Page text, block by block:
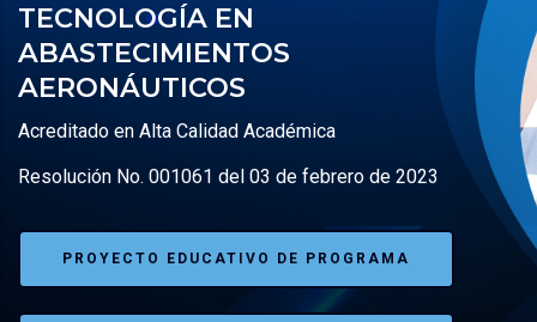
TECNOLOGÍA EN
ABASTECIMIENTOS
AERONÁUTICOS
Acreditado en Alta Calidad Académica
Resolución No. 001061 del 03 de febrero de 2023
PROYECTO EDUCATIVO DE PROGRAMA